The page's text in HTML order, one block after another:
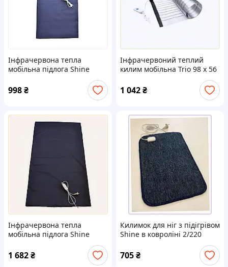
Інфрачервона тепла
мобільна підлога Shine
ЕК-100/50 100 Вт Dark blue
100х50 см, 880702EA4
998₴
Інфрачервоний теплий
килим мобільна Trio 98 х 56
1 042₴
Інфрачервона тепла
мобільна підлога Shine
ЕК-80/150 240 Вт 80х150 см
Dark Blue iz16578
88C5K9128P
1 682₴
Килимок для ніг з підігрівом
Shine в ковроліні 2/220
H162K0688
705₴